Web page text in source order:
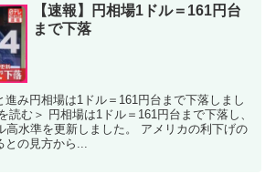
【速報】円相場1ドル＝161円台
まで下落
進み円相場は1ドル＝161円台まで下落しまし
読む＞ 円相場は1ドル＝161円台まで下落し、
高水準を更新しました。 アメリカの利下げの
の見方から...